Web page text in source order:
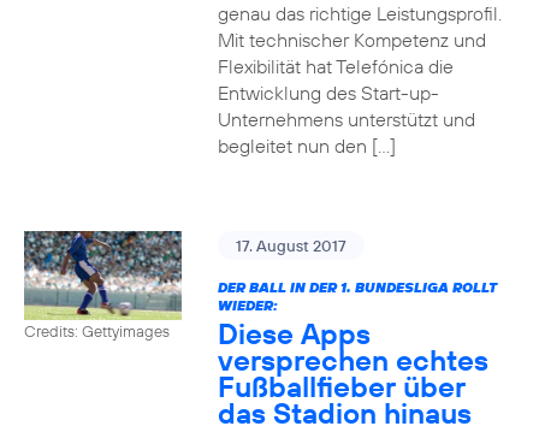
genau das richtige Leistungsprofil.
Mit technischer Kompetenz und
Flexibilität hat Telefónica die
Entwicklung des Start-up-
Unternehmens unterstützt und
begleitet nun den […]
Credits: Gettyimages
17. August 2017
DER BALL IN DER 1. BUNDESLIGA ROLLT
WIEDER:
Diese Apps
versprechen echtes
Fußballfieber über
das Stadion hinaus